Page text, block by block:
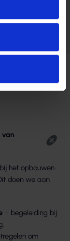
van
het opbouwen
doen we aan
– begeleiding bij
om